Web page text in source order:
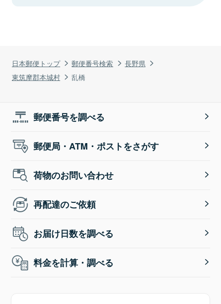
日本郵便トップ 郵便番号検索
長野県
東筑摩郡本城村
乱橋
郵便番号を調べる
郵便局・ATM・ポストをさがす
荷物のお問い合わせ
再配達のご依頼
お届け日数を調べる
料金を計算・調べる